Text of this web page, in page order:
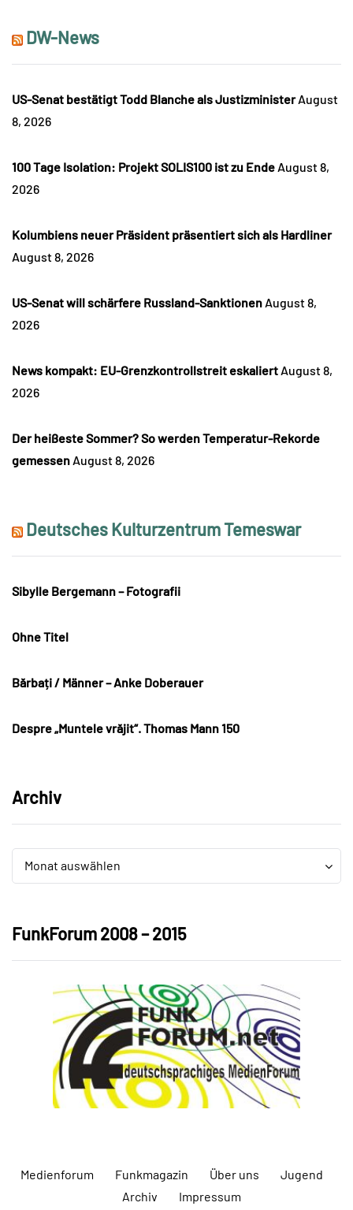
DW-News
US-Senat bestätigt Todd Blanche als Justizminister August
8, 2026
100 Tage Isolation: Projekt SOLIS100 ist zu Ende August 8,
2026
Kolumbiens neuer Präsident präsentiert sich als Hardliner
August 8, 2026
US-Senat will schärfere Russland-Sanktionen August 8,
2026
News kompakt: EU-Grenzkontrollstreit eskaliert August 8,
2026
Der heißeste Sommer? So werden Temperatur-Rekorde
gemessen August 8, 2026
Deutsches Kulturzentrum Temeswar
Sibylle Bergemann – Fotografii
Ohne Titel
Bărbați / Männer – Anke Doberauer
Despre „Muntele vrăjit“. Thomas Mann 150
Archiv
Archiv
Monat auswählen
Archiv
FunkForum 2008 – 2015
Medienforum Funkmagazin Über uns
Jugend
Archiv
Impressum